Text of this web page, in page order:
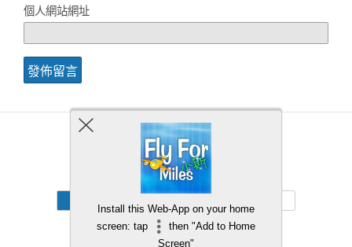
個人網站網址
Back to top
Install this Web-App on your home
screen: tap
then "Add to Home
Screen"